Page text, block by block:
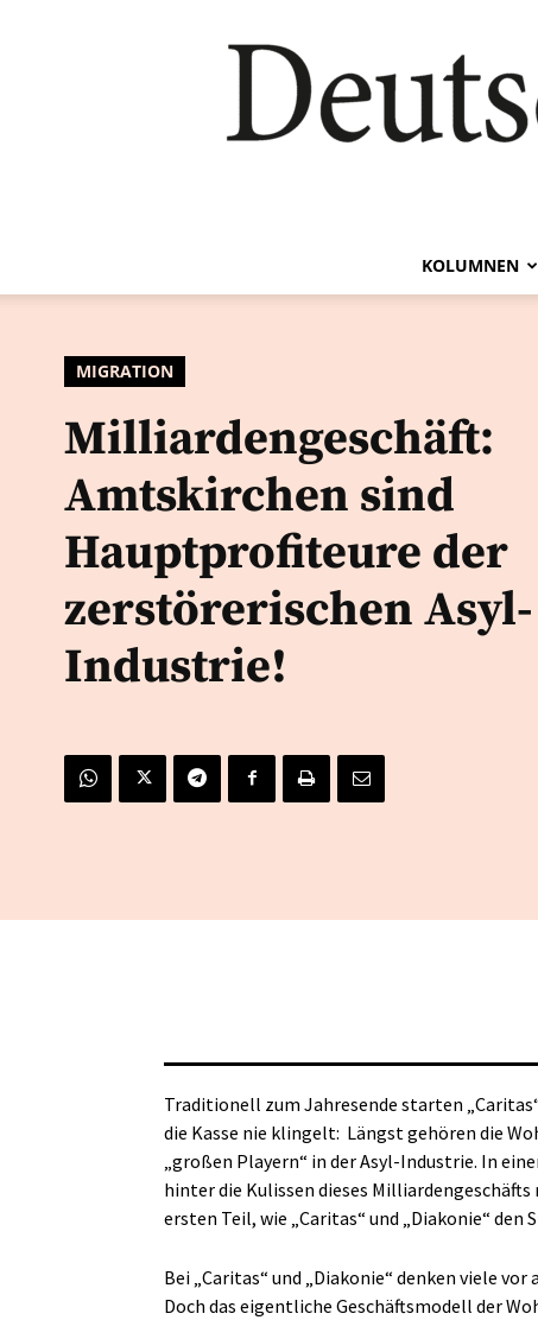
KOLUMNEN
MIGRATION
Milliardengeschäft:
Amtskirchen sind
Hauptprofiteure der
zerstörerischen Asyl-
Industrie!
Traditionell zum Jahresende starten
die Kasse nie klingelt: Längst gehören die
„großen Playern“ in der Asyl-Industrie. In
hinter die Kulissen dieses
ersten Teil, wie „Caritas“ und „Diakonie“ den
Bei „Caritas“ und „Diakonie“ denken viele
Doch das eigentliche Geschäftsmodell der